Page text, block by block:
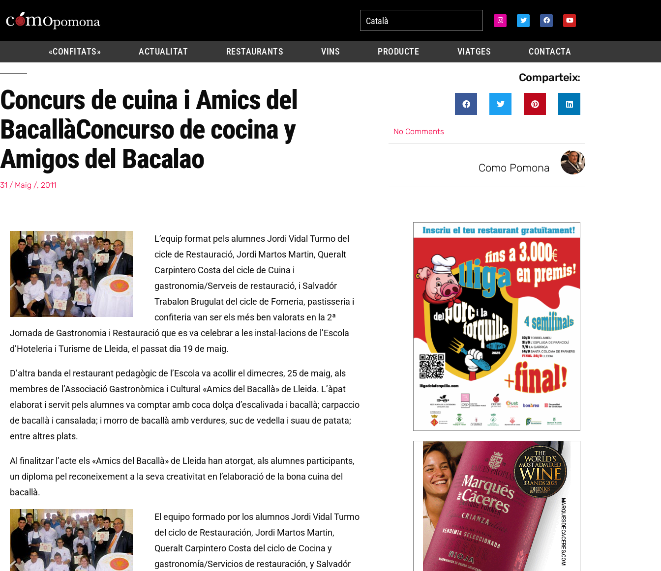
Català
«CONFITATS» ACTUALITAT RESTAURANTS VINS PRODUCTE VIATGES CONTACTA
Concurs de cuina i Amics del
BacallàConcurso de cocina y
Amigos del Bacalao
31 / Maig /, 2011
Comparteix:
No Comments
Como Pomona
L’equip format pels alumnes Jordi Vidal Turmo del
cicle de Restauració, Jordi Martos Martin, Queralt
Carpintero Costa del cicle de Cuina i
gastronomia/Serveis de restauració, i Salvadór
Trabalon Brugulat del cicle de Forneria, pastisseria i
confiteria van ser els més ben valorats en la 2ª
Jornada de Gastronomia i Restauració que es va celebrar a les instal·lacions de l’Escola
d’Hoteleria i Turisme de Lleida, el passat dia 19 de maig.
D’altra banda el restaurant pedagògic de l’Escola va acollir el dimecres, 25 de maig, als
membres de l’Associació Gastronòmica i Cultural «Amics del Bacallà» de Lleida. L’àpat
elaborat i servit pels alumnes va comptar amb coca dolça d’escalivada i bacallà; carpaccio
de bacallà i cansalada; i morro de bacallà amb verdures, suc de vedella i suau de patata;
entre altres plats.
Al finalitzar l’acte els «Amics del Bacallà» de Lleida han atorgat, als alumnes participants,
un diploma pel reconeixement a la seva creativitat en l’elaboració de la bona cuina del
bacallà.
El equipo formado por los alumnos Jordi Vidal Turmo
del ciclo de Restauración, Jordi Martos Martin,
Queralt Carpintero Costa del ciclo de Cocina y
gastronomía/Servicios de restauración, y Salvadór